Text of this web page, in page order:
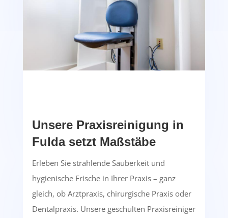
Unsere Praxisreinigung in
Fulda setzt Maßstäbe
Erleben Sie strahlende Sauberkeit und
hygienische Frische in Ihrer Praxis – ganz
gleich, ob Arztpraxis, chirurgische Praxis oder
Dentalpraxis. Unsere geschulten Praxisreiniger